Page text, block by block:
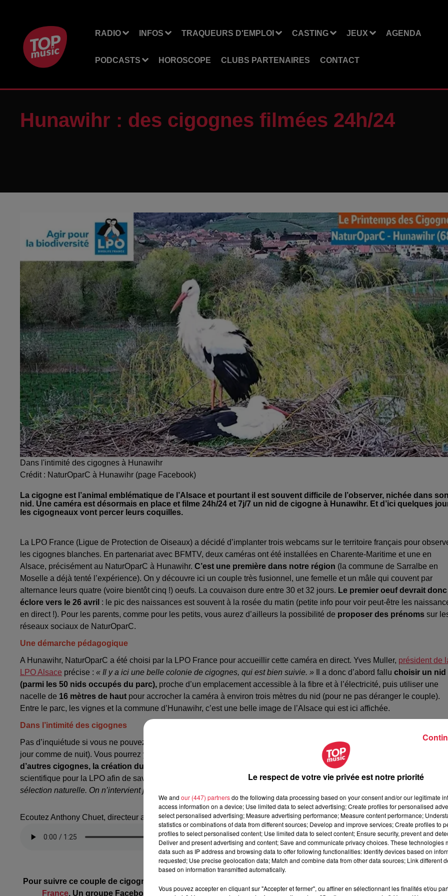
RADIO INFOS TRAQUEURS D'EMPLOI CASTING JEUX AGENDA
PODCASTS HOROSCOPE CLUBS PARTENAIRES CONTACT
Hunawihr : des cigognes filmées 24h/24
Dans l'intimité des cigognes à Hunawihr
Crédit : NaturOparC à Hunawihr (page Facebook)
La cigogne est l’animal emblématique de l’Alsace et pourtant il est souvent difficile de l’observer, nichée dans son
nid. Une caméra est désormais en place et filme 24h/24 et 7j/7 un nid de cigogne à Hunawihr. Et d’ici quelques
les cigogneaux vont percer leurs coquilles.
La LPO France (Ligue de Protection de Oiseaux) a décidé d’implanter trois webcams sur le territoire français pour
les cigognes blanches. En partenariat avec BFMTV, deux caméras ont été installées en Charente-Maritime et une en
Alsace, précisément au NaturOparC à Hunawihr. C’est une première dans notre région (la commune de Sarralbe en
Moselle a déjà tenté l’expérience). On y découvre ici un couple très fusionnel, une femelle et un mâle qui couvent par
alternance leurs quatre (voire bientôt cinq !) oeufs. La couvaison dure entre 30 et 32 jours. Le premier oeuf devrait donc
éclore vers le 26 avril : le pic des naissances est souvent à la rosée du matin (petite info pour voir peut-être les
en direct !). Pour les parents, comme pour les petits, vous aurez d’ailleurs la possibilité de proposer des prénoms sur
réseaux sociaux de NaturOparC.
Une démarche pédagogique
A Hunawihr, NaturOparC a été choisi par la LPO France pour accueillir cette caméra en direct. Yves Muller, président de
LPO Alsace précise : « Il y a ici une belle colonie de cigognes, qui est bien suivie. » Il a donc d’abord fallu choisir un nid
(parmi les 50 nids occupés du parc), proche d’un emplacement accessible à la fibre et à l’électricité, puis utiliser une
nacelle de 16 mètres de haut pour accrocher la caméra à environ trois mètres du nid (pour ne pas déranger le couple).
Entre le parc, les vignes et la commune d’Hunawihr, c’est une belle image de l’Alsace qui est ici affichée.
Dans l’intimité des cigognes
Pas d’inquiétude si vous ne pouvez pas suivre les cigognes 24h/24,
un replay des 12 dernières heures
est disponible
jour comme de nuit). Vous pourrez y découvrir en fonction des saisons,
l’accouplement, parfois des combats avec
d’autres cigognes, la création du nid, les naissances, les séances de nourrissage des petits
scientifique pour la LPO afin de savoir le nombre d’oeufs pondus, éclos et le nombre de jeunes à l’envol.« Il y aura une
sélection naturelle. On n’intervient jamais »,
Ecoutez Anthony Chuet, directeur adjoint du NaturOparC à Hunawihr
Pour suivre ce couple de cigognes en direct, rendez-vous
France. Un groupe Facebook a également été crée par la parc :Les Cigognes de NaturOparC [webcam].
Le respect de votre vie privée est notre priorité
We and our (447) partnersdo the following data processing based on your consent and/or our legitimate
access information on a device; Use limited data to select advertising; Create profiles for personalised
select personalised advertising; Measure advertising performance; Measure content performance;
statistics or combinations of data from different sources; Develop and improve services; Create profiles to
profiles to select personalised content; Use limited data to select content; Ensure security, prevent and
Deliver and present advertising and content; Save and communicate privacy choices. These technologies
data such as IP address and browsing data to offer following functionalities: Identify devices based on
requested; Use precise geolocation data; Match and combine data from other data sources; Link different
based on information transmitted automatically.
Vous pouvez accepter en cliquant sur "Accepter et fermer", ou affiner en sélectionnant les finalités et/ou